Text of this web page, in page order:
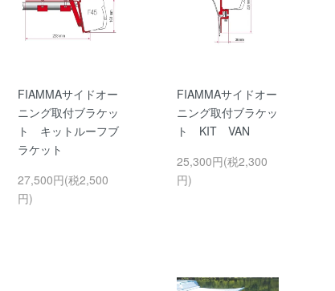
FIAMMAサイドオー
ニング取付ブラケッ
ト キットルーフブ
ラケット
27,500円(税2,500
円)
FIAMMAサイドオー
ニング取付ブラケッ
ト KIT VAN
25,300円(税2,300
円)